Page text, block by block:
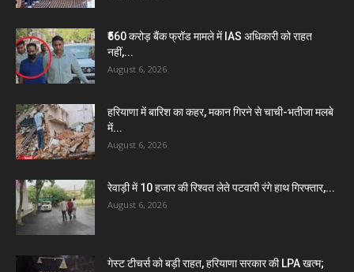
₹560 करोड़ बैंक फ्रॉड मामले में IAS अधिकारी को राहत
नहीं,...
August 6, 2026
हरियाणा में बारिश का कहर, मकान गिरने से चाची-भतीजा मलबे
में...
August 6, 2026
रेवाड़ी में 10 हजार की रिश्वत लेते पटवारी रंगे हाथ गिरफ्तार,...
August 6, 2026
गेस्ट टीचर्स को बड़ी राहत, हरियाणा सरकार की LPA खत्म;